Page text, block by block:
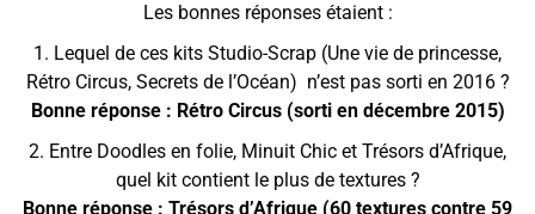
Les bonnes réponses étaient :
1. Lequel de ces kits Studio-Scrap (Une vie de princesse,
Rétro Circus, Secrets de l’Océan) n’est pas sorti en 2016 ?
Bonne réponse : Rétro Circus (sorti en décembre 2015)
2. Entre Doodles en folie, Minuit Chic et Trésors d’Afrique,
quel kit contient le plus de textures ?
Bonne réponse : Trésors d’Afrique (60 textures contre 59